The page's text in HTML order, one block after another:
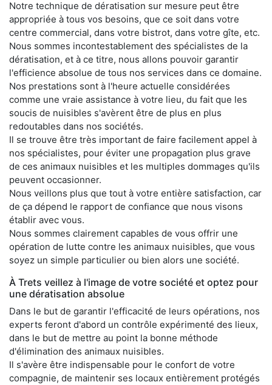
Notre technique de dératisation sur mesure peut être
appropriée à tous vos besoins, que ce soit dans votre
centre commercial, dans votre bistrot, dans votre gîte, etc.
Nous sommes incontestablement des spécialistes de la
dératisation, et à ce titre, nous allons pouvoir garantir
l'efficience absolue de tous nos services dans ce domaine.
Nos prestations sont à l'heure actuelle considérées
comme une vraie assistance à votre lieu, du fait que les
soucis de nuisibles s'avèrent être de plus en plus
redoutables dans nos sociétés.
Il se trouve être très important de faire facilement appel à
nos spécialistes, pour éviter une propagation plus grave
de ces animaux nuisibles et les multiples dommages qu'ils
peuvent occasionner.
Nous veillons plus que tout à votre entière satisfaction, car
de ça dépend le rapport de confiance que nous visons
établir avec vous.
Nous sommes clairement capables de vous offrir une
opération de lutte contre les animaux nuisibles, que vous
soyez un simple particulier ou bien alors une société.
À Trets veillez à l'image de votre société et optez pour
une dératisation absolue
Dans le but de garantir l'efficacité de leurs opérations, nos
experts feront d'abord un contrôle expérimenté des lieux,
dans le but de mettre au point la bonne méthode
d'élimination des animaux nuisibles.
Il s'avère être indispensable pour le confort de votre
compagnie, de maintenir ses locaux entièrement protégés